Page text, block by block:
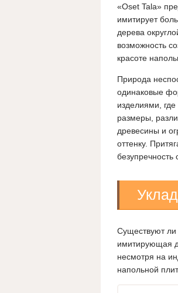
«Oset Tala»
имитирует
дерева
возможность
красоте
Природа
одинаковые
изделиями,
размеры,
древесины и
оттенку.
безупречность
Существуют ли
имитирующая
несмотря на
напольной